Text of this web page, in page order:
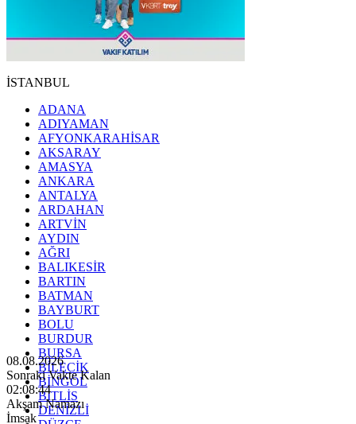
İSTANBUL
ADANA
ADIYAMAN
AFYONKARAHİSAR
AKSARAY
AMASYA
ANKARA
ANTALYA
ARDAHAN
ARTVİN
AYDIN
AĞRI
BALIKESİR
BARTIN
BATMAN
BAYBURT
BOLU
BURDUR
BURSA
BİLECİK
BİNGÖL
BİTLİS
DENİZLİ
08.08.2026
Sonraki Vakte Kalan
02:08:42
Akşam Namazı
İmsak